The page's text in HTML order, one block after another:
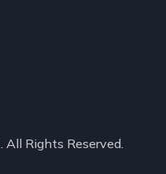
. All Rights Reserved.